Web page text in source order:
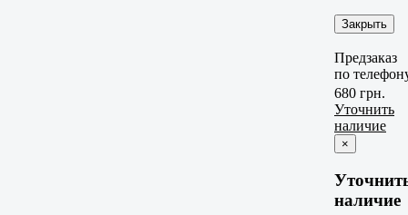
Закрыть
Предзаказ
по
680 грн.
Уточнить
наличие
×
наличие